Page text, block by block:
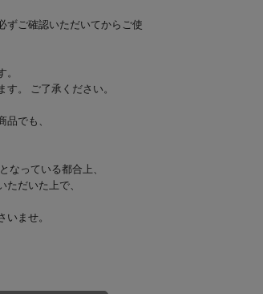
ずご確認いただいてからご使
。
。 ご了承ください。
でも、
なっている都合上、
ただいた上で、
いませ。